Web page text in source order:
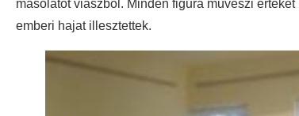
másolatot viaszból. Minden figura művészi
emberi hajat illesztettek.